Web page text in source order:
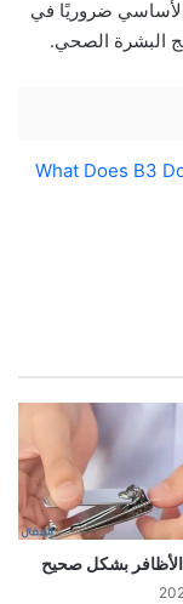
الأساسي ضروريًا في
البشرة الصحي.
What Does B3
الأظافر بشكل صحيح